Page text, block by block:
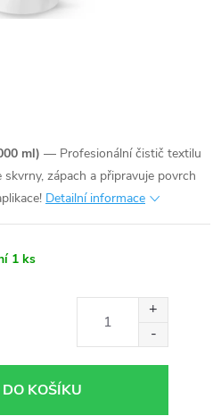
ml) — Profesionální čistič textilu
zápach a připravuje povrch
Detailní informace
1 ks
KOŠÍKU